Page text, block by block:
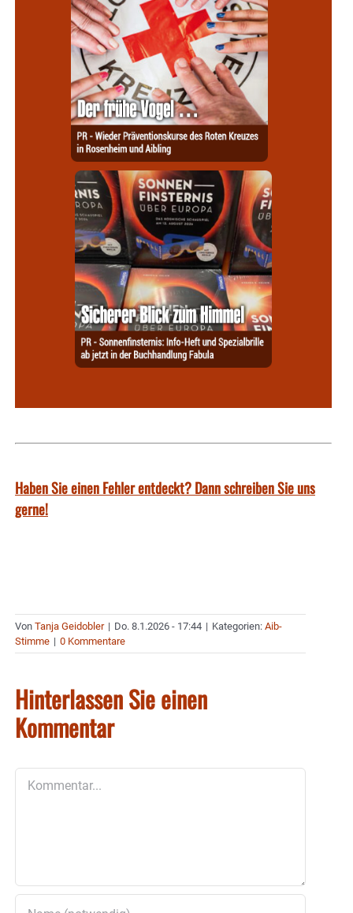
Haben Sie einen Fehler entdeckt? Dann schreiben Sie uns
gerne!
Von Tanja Geidobler | Do. 8.1.2026 - 17:44 | Kategorien: Aib-
Stimme | 0 Kommentare
Hinterlassen Sie einen
Kommentar